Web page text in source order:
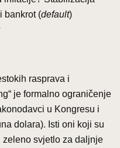
bankrot (default)
rasprava i
je formalno ograničenje
u Kongresu i
dolara). Isti oni koji su
zeleno svjetlo za daljnje